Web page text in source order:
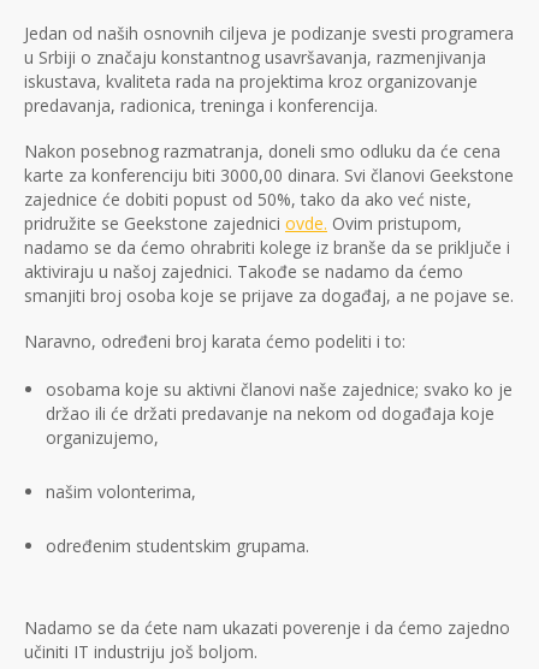
Jedan od naših osnovnih ciljeva je podizanje svesti programera
u Srbiji o značaju konstantnog usavršavanja, razmenjivanja
iskustava, kvaliteta rada na projektima kroz organizovanje
predavanja, radionica, treninga i konferencija.
Nakon posebnog razmatranja, doneli smo odluku da će cena
karte za konferenciju biti 3000,00 dinara. Svi članovi Geekstone
zajednice će dobiti popust od 50%, tako da ako već niste,
pridružite se Geekstone zajednici ovde. Ovim pristupom,
nadamo se da ćemo ohrabriti kolege iz branše da se priključe i
aktiviraju u našoj zajednici. Takođe se nadamo da ćemo
smanjiti broj osoba koje se prijave za događaj, a ne pojave se.
Naravno, određeni broj karata ćemo podeliti i to:
osobama koje su aktivni članovi naše zajednice; svako ko je
držao ili će držati predavanje na nekom od događaja koje
organizujemo,
našim volonterima,
određenim studentskim grupama.
Nadamo se da ćete nam ukazati poverenje i da ćemo zajedno
učiniti IT industriju još boljom.